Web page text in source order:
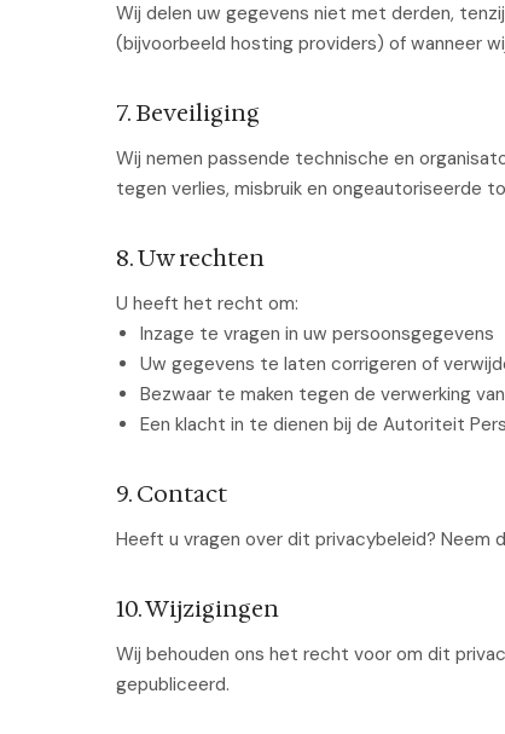
Wij delen uw gegevens niet met derden,
(bijvoorbeeld hosting providers) of wanneer
7. Beveiliging
Wij nemen passende technische en
tegen verlies, misbruik en ongeautoriseerde
8. Uw rechten
U heeft het recht om:
Inzage te vragen in uw persoonsgegevens
Uw gegevens te laten corrigeren of
Bezwaar te maken tegen de verwerking
Een klacht in te dienen bij de Autoriteit
9. Contact
Heeft u vragen over dit privacybeleid? Neem
10. Wijzigingen
Wij behouden ons het recht voor om dit
gepubliceerd.